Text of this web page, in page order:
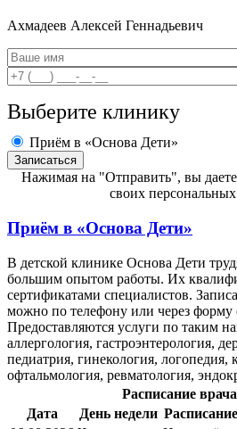
Ахмадеев Алексей Геннадьевич
Выберите клинику
Приём в «Основа Дети»
Нажимая на "Отправить", вы даете
своих
Приём в «Основа Дети»
В детской клинике Основа Дети
большим опытом работы. Их
сертификатами специалистов.
можно по телефону или через форму
Предоставляются услуги по таким
аллергология, гастроэнтерология,
педиатрия, гинекология, логопедия,
офтальмология, ревматология,
Расписание врача
Дата
День недели Расписание